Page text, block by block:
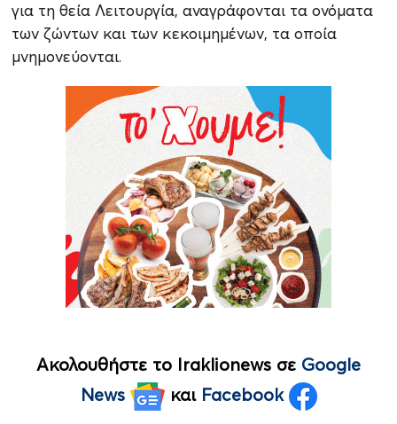
για τη θεία Λειτουργία, αναγράφονται τα ονόματα
των ζώντων και των κεκοιμημένων, τα οποία
μνημονεύονται.
Ακολουθήστε το Iraklionews σε Google
News
και Facebook